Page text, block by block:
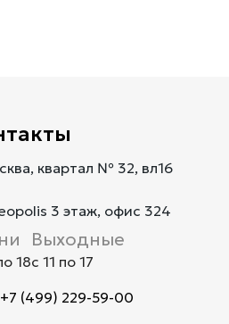
квартал № 32, вл16
3 этаж, офис 324
18
Выходные
с 11 по 17
+7 (499) 229-59-00